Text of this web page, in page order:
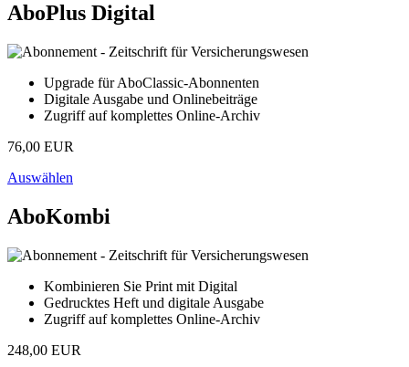
AboPlus Digital
Upgrade für AboClassic-Abonnenten
Digitale Ausgabe und Onlinebeiträge
Zugriff auf komplettes Online-Archiv
76,00 EUR
Auswählen
AboKombi
Kombinieren Sie Print mit Digital
Gedrucktes Heft und digitale Ausgabe
Zugriff auf komplettes Online-Archiv
248,00 EUR